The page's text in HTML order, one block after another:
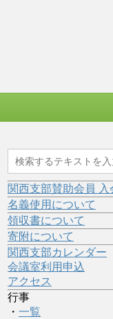
関西支部賛助会員
名義使用について
領収書について
寄附について
関西支部カレンダー
会議室利用申込
アクセス
行事
・ 一覧